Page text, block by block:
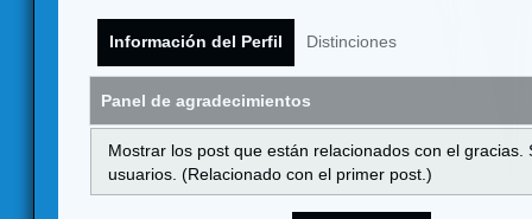
Información del Perfil Distinciones
Panel de agradecimientos
Mostrar los post que están relacionados con el
usuarios. (Relacionado con el primer post.)